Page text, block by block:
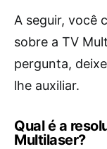
A seguir, você
sobre a TV
pergunta,
lhe auxiliar.
Qual é a
Multilaser?